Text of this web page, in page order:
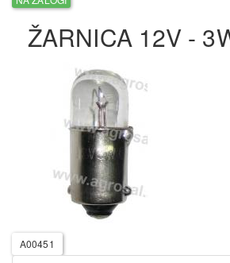
ŽARNICA 12V -
A00451